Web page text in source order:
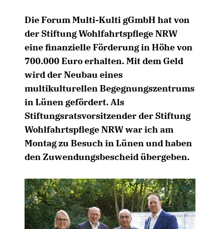
Die Forum Multi-Kulti gGmbH hat von
der Stiftung Wohlfahrtspflege NRW
eine finanzielle Förderung in Höhe von
700.000 Euro erhalten. Mit dem Geld
wird der Neubau eines
multikulturellen Begegnungszentrums
in Lünen gefördert. Als
Stiftungsratsvorsitzender der Stiftung
Wohlfahrtspflege NRW war ich am
Montag zu Besuch in Lünen und haben
den Zuwendungsbescheid übergeben.